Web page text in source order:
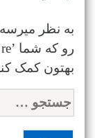
بهتون کمک
جستجو
برای: